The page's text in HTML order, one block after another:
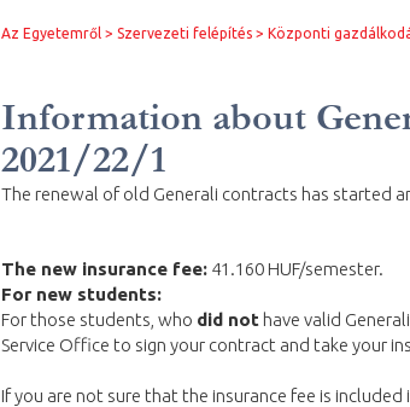
Az Egyetemről Szervezeti felépítés Központi
Information about
2021/22/1
The renewal of old Generali contracts has started
The new insurance fee: 41.160 HUF/semester.
For new students:
For those students, who did not have valid
Service Office to sign your contract and take your
If you are not sure that the insurance fee is